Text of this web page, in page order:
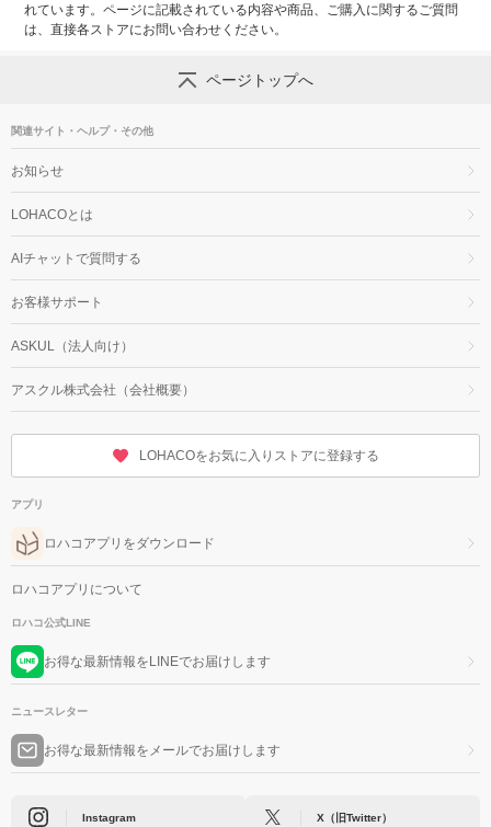
れています。ページに記載されている内容や商品、ご購入に関するご質問
は、直接各ストアにお問い合わせください。
ページトップへ
関連サイト・ヘルプ・その他
お知らせ
LOHACOとは
AIチャットで質問する
お客様サポート
ASKUL（法人向け）
アスクル株式会社（会社概要）
LOHACOをお気に入りストアに登録する
アプリ
ロハコアプリをダウンロード
ロハコアプリについて
ロハコ公式LINE
お得な最新情報をLINEでお届けします
ニュースレター
お得な最新情報をメールでお届けします
Instagram X（旧Twitter）